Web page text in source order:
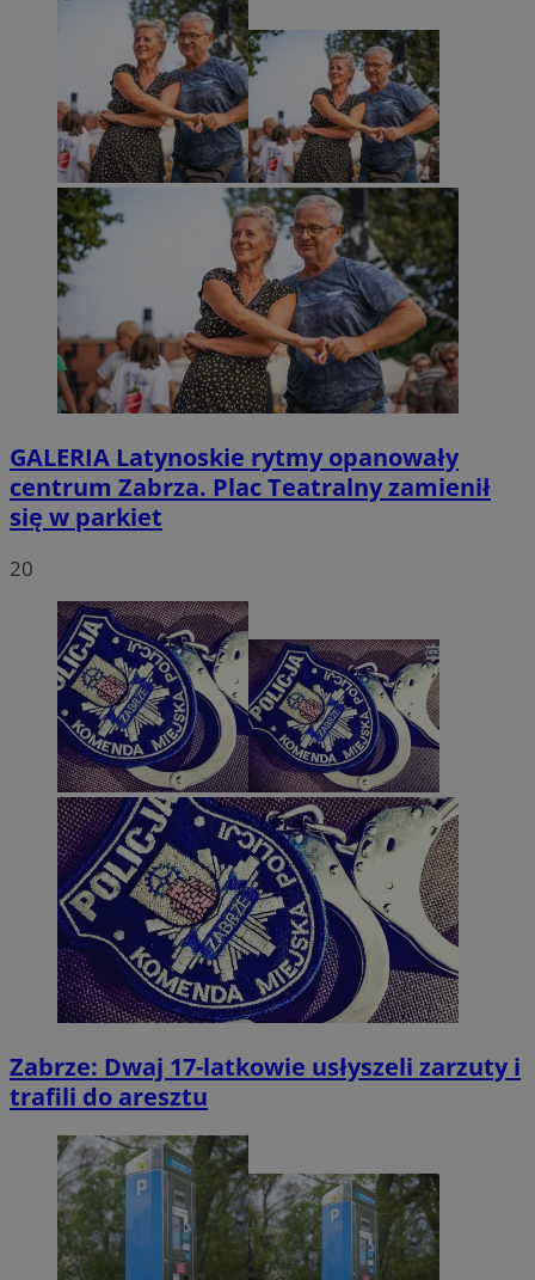
GALERIA Latynoskie rytmy opanowały
centrum Zabrza. Plac Teatralny zamienił
się w parkiet
20
Zabrze: Dwaj 17-latkowie usłyszeli zarzuty i
trafili do aresztu